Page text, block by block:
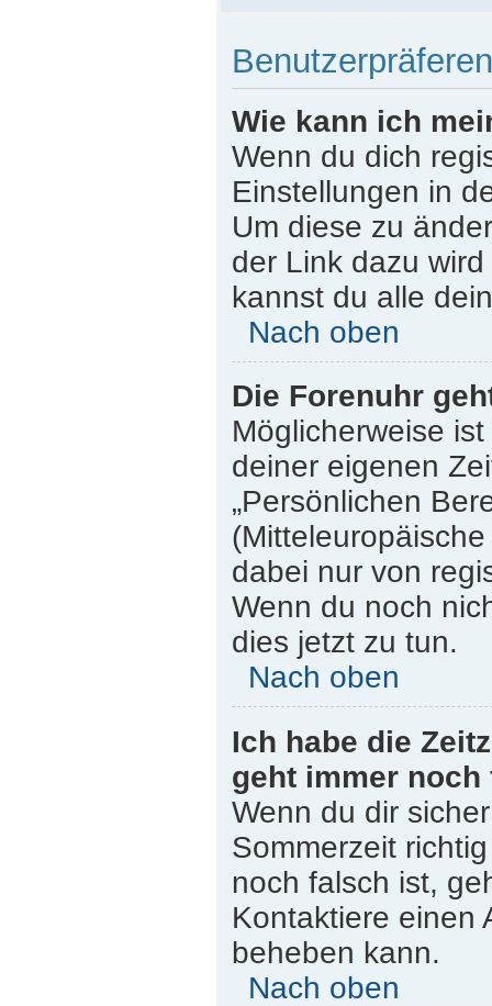
Wie kann ich
Wenn du dich
Einstellungen in
Um diese zu
der Link dazu
kannst du alle
Nach oben
Die Forenuhr
Möglicherweise
deiner eigenen
„Persönlichen
dabei nur von
Wenn du noch
dies jetzt zu tun.
Nach oben
Ich habe die
geht immer noch
Wenn du dir
Sommerzeit
noch falsch ist,
Kontaktiere einen
beheben kann.
Nach oben